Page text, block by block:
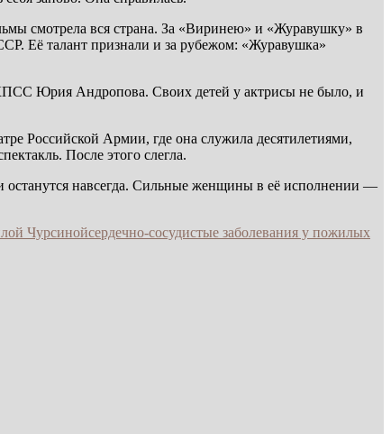
смотрела вся страна. За «Виринею» и «Журавушку» в
Её талант признали и за рубежом: «Журавушка»
Юрия Андропова. Своих детей у актрисы не было, и
Российской Армии, где она служила десятилетиями,
После этого слегла.
останутся навсегда. Сильные женщины в её исполнении —
Чурсинойсердечно-сосудистые заболевания у пожилых